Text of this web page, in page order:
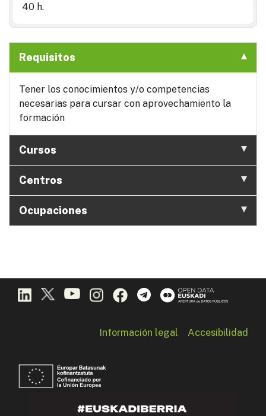
40 h.
Requisitos
Tener los conocimientos y/o competencias
necesarias para cursar con aprovechamiento la
formación
Cursos
Centros
Ocupaciones
Información legal Accesibilidad